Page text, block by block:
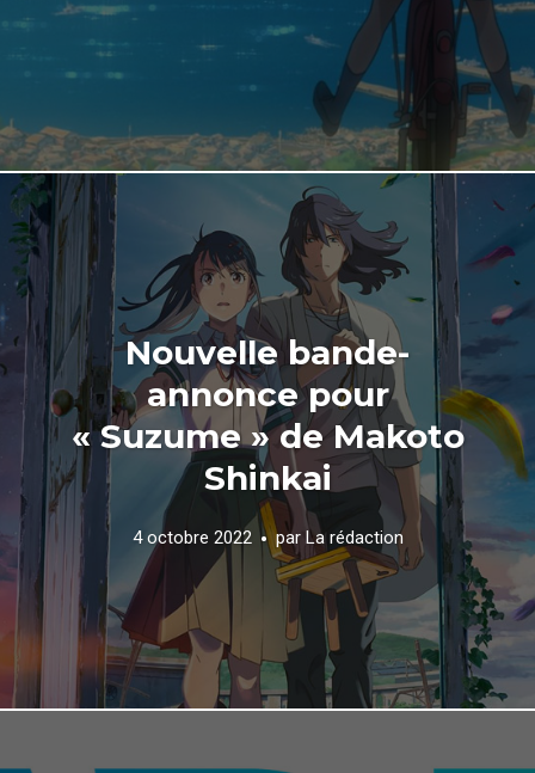
Nouvelle bande-
annonce pour
« Suzume » de Makoto
Shinkai
4 octobre 2022 par La rédaction